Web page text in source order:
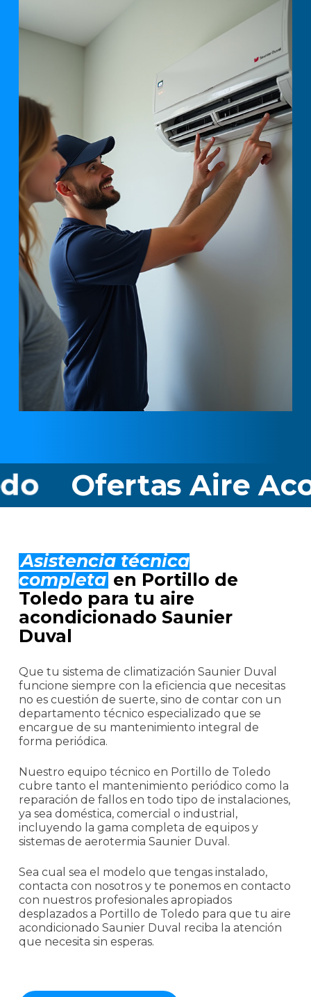
Aire
Asistencia técnica
completa en Portillo de
Toledo para tu aire
acondicionado Saunier
Duval
Que tu sistema de climatización Saunier Duval
funcione siempre con la eficiencia que necesitas
no es cuestión de suerte, sino de contar con un
departamento técnico especializado que se
encargue de su mantenimiento integral de
forma periódica.
Nuestro equipo técnico en Portillo de Toledo
cubre tanto el mantenimiento periódico como la
reparación de fallos en todo tipo de instalaciones,
ya sea doméstica, comercial o industrial,
incluyendo la gama completa de equipos y
sistemas de aerotermia Saunier Duval.
Sea cual sea el modelo que tengas instalado,
contacta con nosotros y te ponemos en contacto
con nuestros profesionales apropiados
desplazados a Portillo de Toledo para que tu aire
acondicionado Saunier Duval reciba la atención
que necesita sin esperas.